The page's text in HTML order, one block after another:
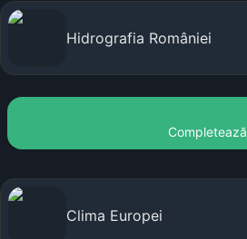
Hidrografia României
Completează
Clima Europei